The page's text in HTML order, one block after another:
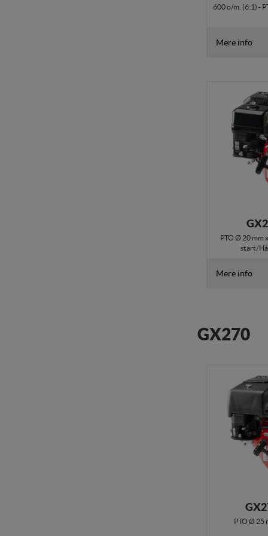
600 o/m. (6:1) -
Mere info
PTO Ø 20 mm
start/
Mere info
GX270
PTO Ø 25